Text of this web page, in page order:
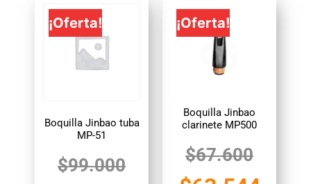
¡Oferta!
Boquilla Jinbao tuba
MP-51
$99.000
¡Oferta!
Boquilla Jinbao
clarinete MP500
$67.600